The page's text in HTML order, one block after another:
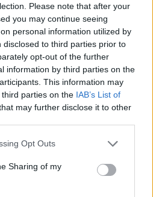
Please note that after your
you may continue seeing
personal information utilized by
to third parties prior to
opt-out of the further
information by third parties on the
This information may
parties on the IAB’s List of
may further disclose it to other
app uses one or more Google
behaviour. You may click to
and its third-party tags to
purposes in below Google
Opt Outs
Sharing of my